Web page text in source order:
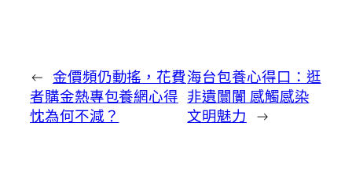
← 金價頻仍動搖，花費
者購金熱專包養網心得
忱為何不減？
海台包養心得口：逛
非遺闤闠 感觸感染
文明魅力 →